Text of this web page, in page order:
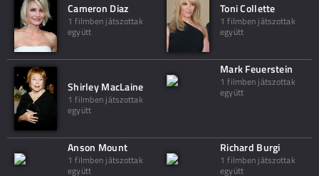
Cameron Diaz
1 filmben játszottak
együtt
Toni Collette
1 filmben játszottak
együtt
Shirley MacLaine
1 filmben játszottak
együtt
Mark Feuerstein
1 filmben játszottak
együtt
Anson Mount
1 filmben játszottak
együtt
Richard Burgi
1 filmben játszottak
együtt